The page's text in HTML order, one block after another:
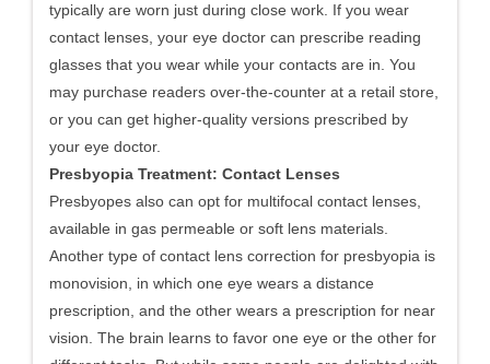
typically are worn just during close work. If you wear
contact lenses, your eye doctor can prescribe reading
glasses that you wear while your contacts are in. You
may purchase readers over-the-counter at a retail store,
or you can get higher-quality versions prescribed by
your eye doctor.
Presbyopia Treatment: Contact Lenses
Presbyopes also can opt for multifocal contact lenses,
available in gas permeable or soft lens materials.
Another type of contact lens correction for presbyopia is
monovision, in which one eye wears a distance
prescription, and the other wears a prescription for near
vision. The brain learns to favor one eye or the other for